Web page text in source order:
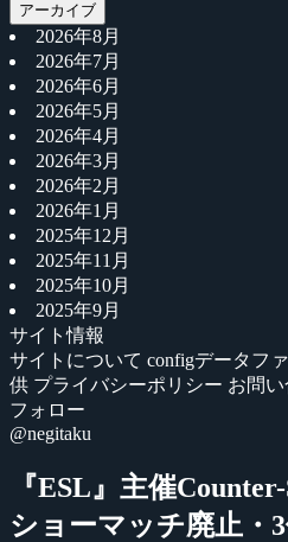
アーカイブ
2026年8月
2026年7月
2026年6月
2026年5月
2026年4月
2026年3月
2026年2月
2026年1月
2025年12月
2025年11月
2025年10月
2025年9月
サイト情報
サイトについて configデータフ
供 プライバシーポリシー お問
フォロー
@negitaku
『ESL』主催
ショーマッチ廃止・3